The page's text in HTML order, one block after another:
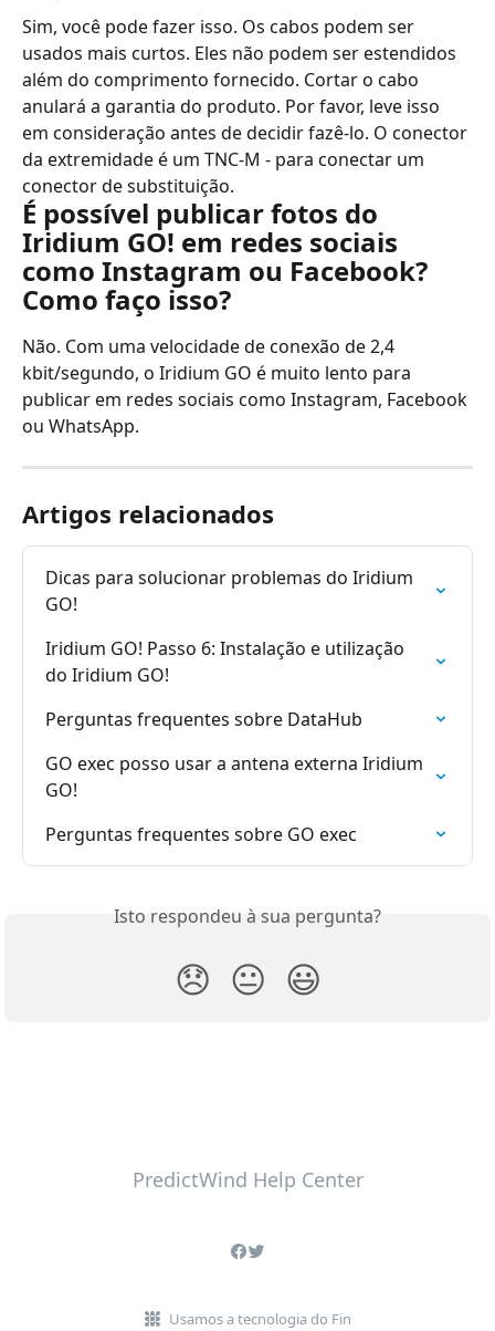
Sim, você pode fazer isso. Os cabos podem ser
usados ​​mais curtos. Eles não podem ser estendidos
além do comprimento fornecido. Cortar o cabo
anulará a garantia do produto. Por favor, leve isso
em consideração antes de decidir fazê-lo. O conector
da extremidade é um TNC-M - para conectar um
conector de substituição.
É possível publicar fotos do
Iridium GO! em redes sociais
como Instagram ou Facebook?
Como faço isso?
Não. Com uma velocidade de conexão de 2,4
kbit/segundo, o Iridium GO é muito lento para
publicar em redes sociais como Instagram, Facebook
ou WhatsApp.
Artigos relacionados
Dicas para solucionar problemas do Iridium
GO!
Iridium GO! Passo 6: Instalação e utilização
do Iridium GO!
Perguntas frequentes sobre DataHub
GO exec posso usar a antena externa Iridium
GO!
Perguntas frequentes sobre GO exec
Isto respondeu à sua pergunta?
😞 😐 😃
PredictWind Help Center
Usamos a tecnologia do Fin